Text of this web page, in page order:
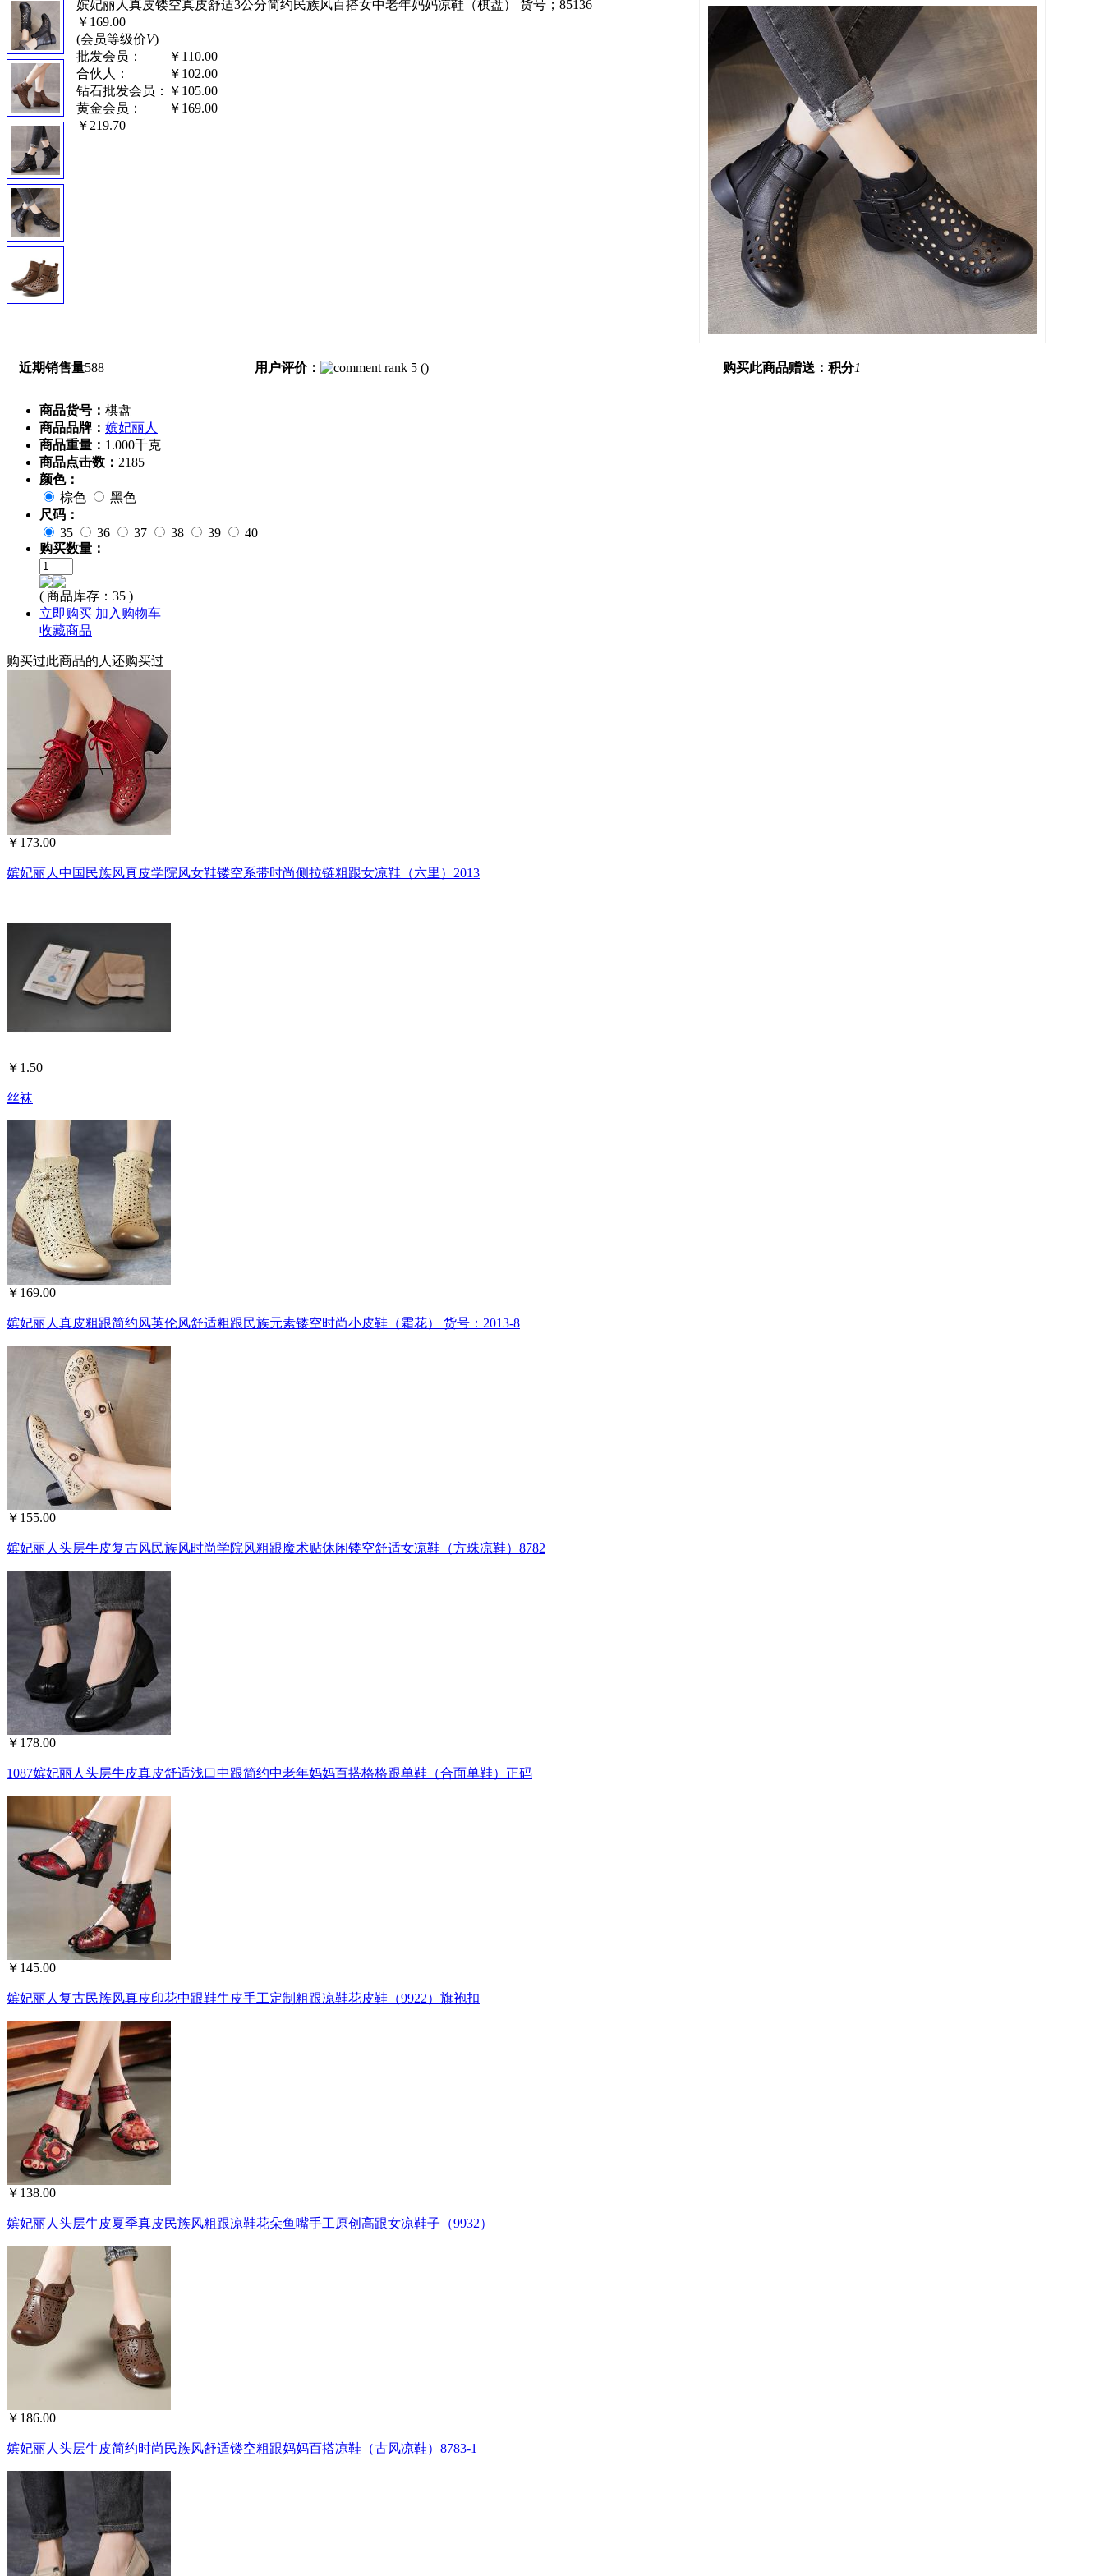
嫔妃丽人真皮镂空真皮舒适3公分简约民族风百搭女中老年妈妈凉鞋（棋盘） 货号；85136
￥169.00
(会员等级价V)
批发会员：
￥110.00
合伙人：
￥102.00
钻石批发会员：
￥105.00
黄金会员：
￥169.00
￥219.70
近期销售量588 用户评价： () 购买此商品赠送：积分1
商品货号： 棋盘
商品品牌： 嫔妃丽人
商品重量： 1.000千克
商品点击数： 2185
颜色：
棕色
黑色
尺码：
35
36 37 38 39
40
购买数量：
( 商品库存： 35 )
立即购买 加入购物车
收藏商品
购买过此商品的人还购买过
￥173.00
嫔妃丽人中国民族风真皮学院风女鞋镂空系带时尚侧拉链粗跟女凉鞋（六里）2013
￥1.50
丝袜
￥169.00
嫔妃丽人真皮粗跟简约风英伦风舒适粗跟民族元素镂空时尚小皮鞋（霜花） 货号：2013-8
￥155.00
嫔妃丽人头层牛皮复古风民族风时尚学院风粗跟魔术贴休闲镂空舒适女凉鞋（方珠凉鞋）8782
￥178.00
1087嫔妃丽人头层牛皮真皮舒适浅口中跟简约中老年妈妈百搭格格跟单鞋（合面单鞋）正码
￥145.00
嫔妃丽人复古民族风真皮印花中跟鞋牛皮手工定制粗跟凉鞋花皮鞋（9922）旗袍扣
￥138.00
嫔妃丽人头层牛皮夏季真皮民族风粗跟凉鞋花朵鱼嘴手工原创高跟女凉鞋子（9932）
￥186.00
嫔妃丽人头层牛皮简约时尚民族风舒适镂空粗跟妈妈百搭凉鞋（古风凉鞋）8783-1